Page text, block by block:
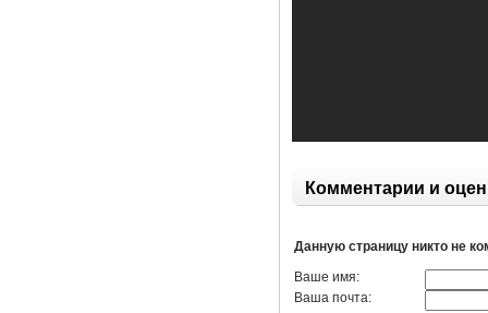
Комментарии и
Данную страницу никто не
Ваше имя:
Ваша почта: